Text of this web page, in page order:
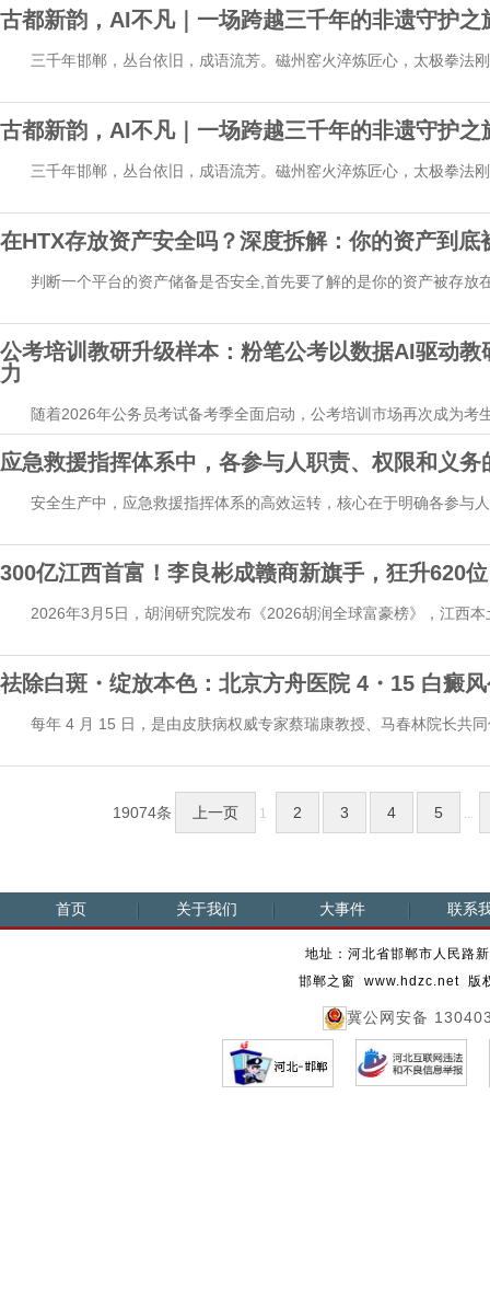
古都新韵，AI不凡｜一场跨越三千年的非遗守护之
三千年邯郸，丛台依旧，成语流芳。磁州窑火淬炼匠心，太极拳法
古都新韵，AI不凡｜一场跨越三千年的非遗守护之
三千年邯郸，丛台依旧，成语流芳。磁州窑火淬炼匠心，太极拳法
在HTX存放资产安全吗？深度拆解：你的资产到底
判断一个平台的资产储备是否安全,首先要了解的是你的资产被存放
公考培训教研升级样本：粉笔公考以数据AI驱动
力
随着2026年公务员考试备考季全面启动，公考培训市场再次成为考
传各...
应急救援指挥体系中，各参与人职责、权限和义务
安全生产中，应急救援指挥体系的高效运转，核心在于明确各参与
300亿江西首富！李良彬成赣商新旗手，狂升620位
2026年3月5日，胡润研究院发布《2026胡润全球富豪榜》，江西本
祛除白斑・绽放本色：北京方舟医院 4・15 白癜
每年 4 月 15 日，是由皮肤病权威专家蔡瑞康教授、马春林院长共同
19074条 上一页 1 2 3 4 5 ...
首页 关于我们 大事件 联系
地址：河北省邯郸市人民路
邯郸之窗 www.hdzc.net 版
冀公网安备